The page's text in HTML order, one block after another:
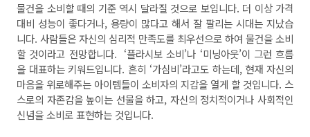
물건을 소비할 때의 기준 역시 달라질 것으로 보입니다. 더 이상 가격
대비 성능이 좋다거나, 용량이 많다고 해서 잘 팔리는 시대는 지났습
니다. 사람들은 자신의 심리적 만족도를 최우선으로 하여 물건을 소비
할 것이라고 전망합니다. ‘플라시보 소비’나 ‘미닝아웃’이 그런 흐름
을 대표하는 키워드입니다. 흔히 ‘가심비’라고도 하는데, 현재 자신의
마음을 위로해주는 아이템들이 소비자의 지갑을 열게 할 것입니다. 스
스로의 자존감을 높이는 선물을 하고, 자신의 정치적이거나 사회적인
신념을 소비로 표현하는 것입니다.